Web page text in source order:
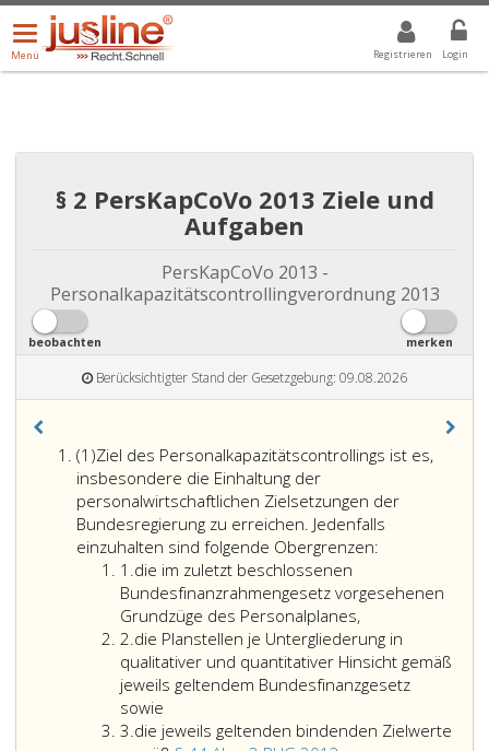
Registrieren Login
Menü
öffnen/schließen
Menü
ALLE DROPDOWN: GEWÄHLTER WERT IST ALLE
§ 2 PersKapCoVo 2013 Ziele und
Aufgaben
PersKapCoVo 2013 -
Personalkapazitätscontrollingverordnung 2013
beobachten merken
Berücksichtigter Stand der Gesetzgebung: 09.08.2026
(1)Absatz
eins
Ziel des Personalkapazitätscontrollings ist es,
insbesondere die Einhaltung der
personalwirtschaftlichen Zielsetzungen der
Bundesregierung zu erreichen. Jedenfalls
einzuhalten sind folgende Obergrenzen:
1.Ziffer
eins
die im zuletzt beschlossenen
Bundesfinanzrahmengesetz vorgesehenen
Grundzüge des Personalplanes,
2.Ziffer
2
die Planstellen je Untergliederung in
qualitativer und quantitativer Hinsicht gemäß
jeweils geltendem Bundesfinanzgesetz
sowie
3.Ziffer
die jeweils geltenden bindenden Zielwerte